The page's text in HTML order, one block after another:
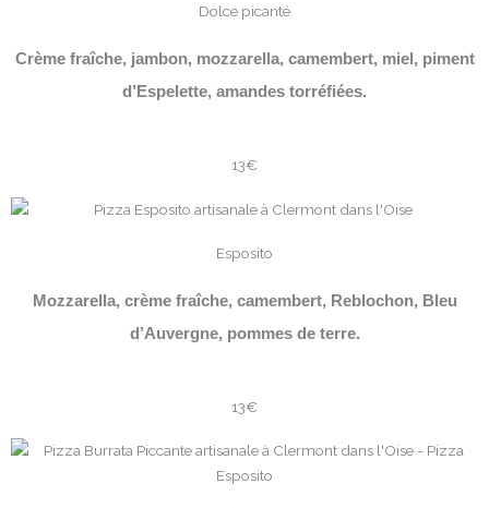
Dolce picanté
Crème fraîche, jambon, mozzarella, camembert, miel, piment
d’Espelette, amandes torréfiées.
13€
Esposito
Mozzarella, crème fraîche, camembert, Reblochon, Bleu
d’Auvergne, pommes de terre.
13€